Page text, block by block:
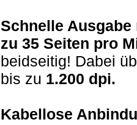
Schnelle
zu 35 Seiten pro
beidseitig! Dabei
bis zu 1.200 dpi.
Kabellose